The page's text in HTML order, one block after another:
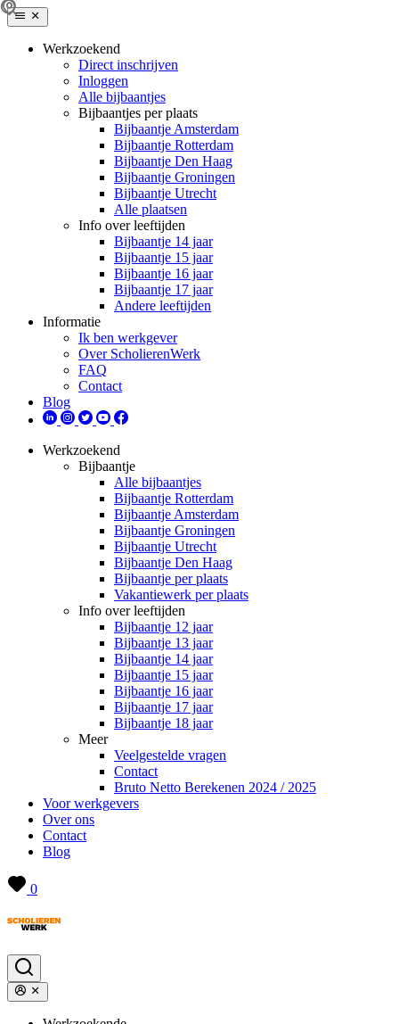
Werkzoekend
Direct inschrijven
Inloggen
Alle bijbaantjes
Bijbaantjes per plaats
Bijbaantje Amsterdam
Bijbaantje Rotterdam
Bijbaantje Den Haag
Bijbaantje Groningen
Bijbaantje Utrecht
Alle plaatsen
Info over leeftijden
Bijbaantje 14 jaar
Bijbaantje 15 jaar
Bijbaantje 16 jaar
Bijbaantje 17 jaar
Andere leeftijden
Informatie
Ik ben werkgever
Over ScholierenWerk
FAQ
Contact
Blog
Werkzoekend
Bijbaantje
Alle bijbaantjes
Bijbaantje Rotterdam
Bijbaantje Amsterdam
Bijbaantje Groningen
Bijbaantje Utrecht
Bijbaantje Den Haag
Bijbaantje per plaats
Vakantiewerk per plaats
Info over leeftijden
Bijbaantje 12 jaar
Bijbaantje 13 jaar
Bijbaantje 14 jaar
Bijbaantje 15 jaar
Bijbaantje 16 jaar
Bijbaantje 17 jaar
Bijbaantje 18 jaar
Meer
Veelgestelde vragen
Contact
Bruto Netto Berekenen 2024 / 2025
Voor werkgevers
Over ons
Contact
Blog
0